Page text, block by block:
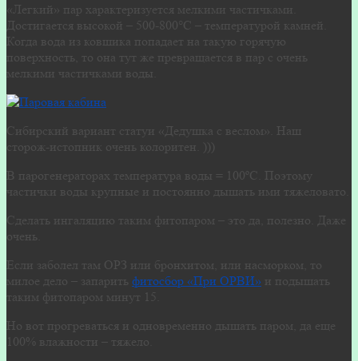
«Легкий» пар характеризуется мелкими частичками.
Достигается высокой – 500-800°С – температурой камней.
Когда вода из ковшика попадает на такую горячую
поверхность, то она тут же превращается в пар с очень
мелкими частичками воды.
Сибирский вариант статуи «Дедушка с веслом». Наш
сторож-истопник очень колоритен. )))
В парогенераторах температура воды = 100ºС. Поэтому
частички воды крупные и постоянно дышать ими тяжеловато.
Сделать ингаляцию таким фитопаром – это да, полезно. Даже
очень.
Если заболел там ОРЗ или бронхитом, или насморком, то
милое дело – запарить фитосбор «При ОРВИ» и подышать
таким фитопаром минут 15.
Но вот прогреваться и одновременно дышать паром, да еще
100% влажности – тяжело.